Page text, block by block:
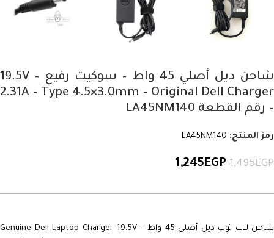
شاحن ديل أصلي 45 واط – سوكيت رفيع – 19.5V
2.31A – Type 4.5×3.0mm – Original Dell Charger
– رقم القطعة LA45NM140
رمز المنتج: LA45NM140
1,495EGP
1,245EGP
شاحن لاب توب ديل أصلي 45 واط – Genuine Dell Laptop Charger 19.5V